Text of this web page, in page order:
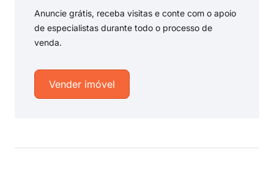
Anuncie grátis, receba visitas e conte com o apoio
de especialistas durante todo o processo de
venda.
Vender imóvel